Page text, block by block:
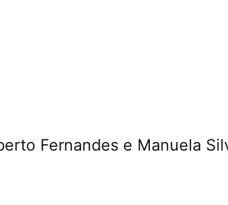
Fernandes e Manuela